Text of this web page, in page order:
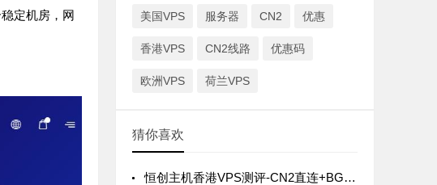
定机房，网
美国VPS 服务器 CN2 优惠
香港VPS CN2线路 优惠码
欧洲VPS 荷兰VPS
猜你喜欢
恒创主机香港VPS测评-CN2直连+BGP多线稳定高速